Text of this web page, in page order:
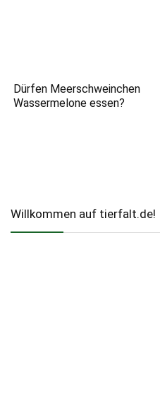
Dürfen Meerschweinchen
Wassermelone essen?
Willkommen auf tierfalt.de!